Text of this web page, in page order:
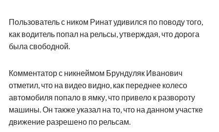
Пользователь с ником Ринат удивился по поводу того,
как водитель попал на рельсы, утверждая, что дорога
была свободной.
Комментатор с никнеймом Брундуляк Иванович
отметил, что на видео видно, как переднее колесо
автомобиля попало в ямку, что привело к развороту
машины. Он также указал на то, что на данном участке
движение разрешено по рельсам.